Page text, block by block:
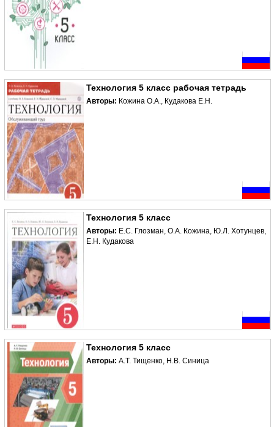
Технология 5 класс рабочая тетрадь
Авторы: Кожина О.А., Кудакова Е.Н.
Технология 5 класс
Авторы: Е.С. Глозман, О.А. Кожина, Ю.Л. Хотунцев,
Е.Н. Кудакова
Технология 5 класс
Авторы: А.Т. Тищенко, Н.В. Синица